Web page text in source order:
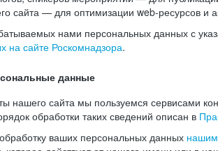
сайта — для оптимизации web-ресурсов и
нами персональных данных с
на сайте Роскомнадзора.
данные
нашего сайта мы пользуемся сервисами
обработки таких сведений описан в
ваших персональных данных нашим